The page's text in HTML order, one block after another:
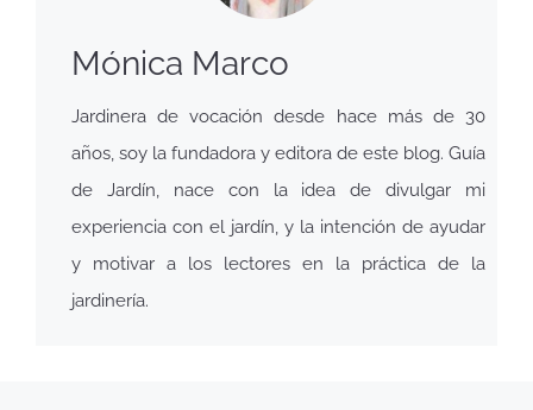
Mónica Marco
Jardinera de vocación desde hace más de 30
años, soy la fundadora y editora de este blog. Guía
de Jardín, nace con la idea de divulgar mi
experiencia con el jardín, y la intención de ayudar
y motivar a los lectores en la práctica de la
jardinería.